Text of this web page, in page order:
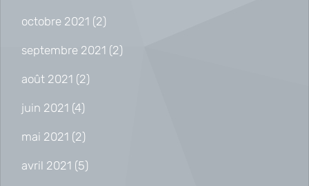
octobre 2021 (2)
septembre 2021 (2)
août 2021 (2)
juin 2021 (4)
mai 2021 (2)
avril 2021 (5)